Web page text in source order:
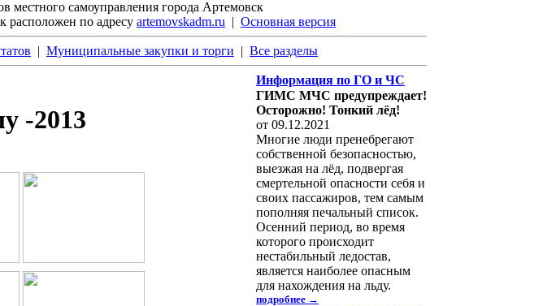
местного самоуправления города Артемовск
расположен по адресу artemovskadm.ru | Основная версия
| Муниципальные закупки и торги | Все разделы
-2013
Информация по ГО и ЧС
ГИМС МЧС предупреждает!
Осторожно! Тонкий лёд!
от 09.12.2021
Многие люди пренебрегают
собственной безопасностью,
выезжая на лёд, подвергая
смертельной опасности себя и
своих пассажиров, тем самым
пополняя печальный список.
Осенний период, во время
которого происходит
нестабильный ледостав,
является наиболее опасным
для нахождения на льду.
подробнее →